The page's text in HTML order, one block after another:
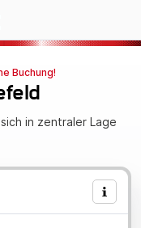
Buchung!
in zentraler Lage